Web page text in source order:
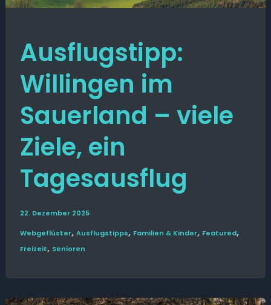
Ausflugstipp:
Willingen im
Sauerland – viele
Ziele, ein
Tagesausflug
22. Dezember 2025
Web­­geflüster, Ausflugs­­tipps, Familien & Kinder, Featured,
Freizeit, Senioren